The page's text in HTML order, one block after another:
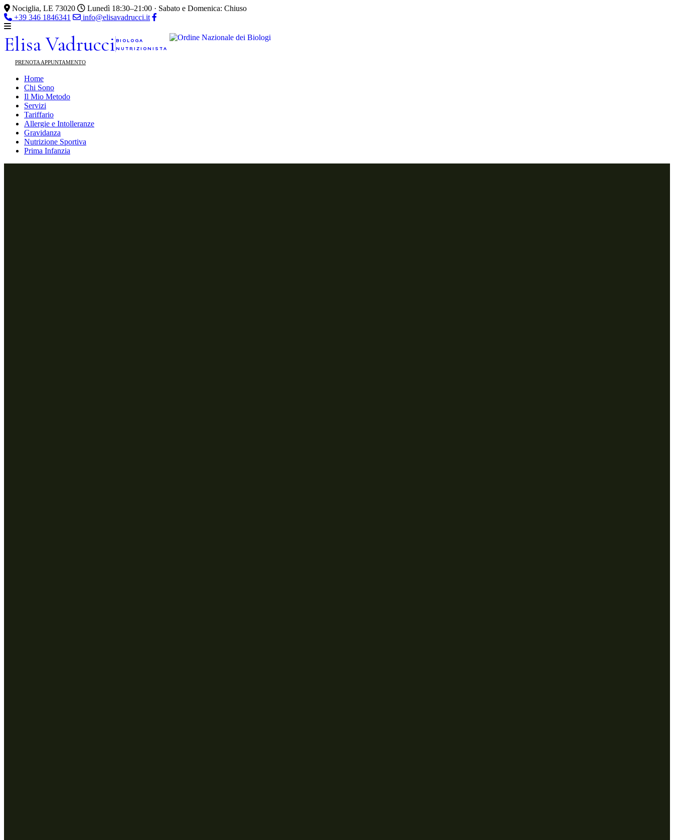
Nociglia, LE 73020
Lunedì 18:30–21:00 · Sabato e Domenica: Chiuso
+39 346 1846341
info@elisavadrucci.it
ElisaVadrucciBIOLOGA
NUTRIZIONISTA
PRENOTA APPUNTAMENTO
Home
Chi Sono
Il Mio Metodo
Servizi
Tariffario
Allergie e Intolleranze
Gravidanza
Nutrizione Sportiva
Prima Infanzia